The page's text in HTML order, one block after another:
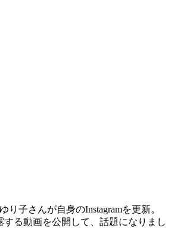
り子さんが自身のInstagramを更新。
する動画を公開して、話題になりまし